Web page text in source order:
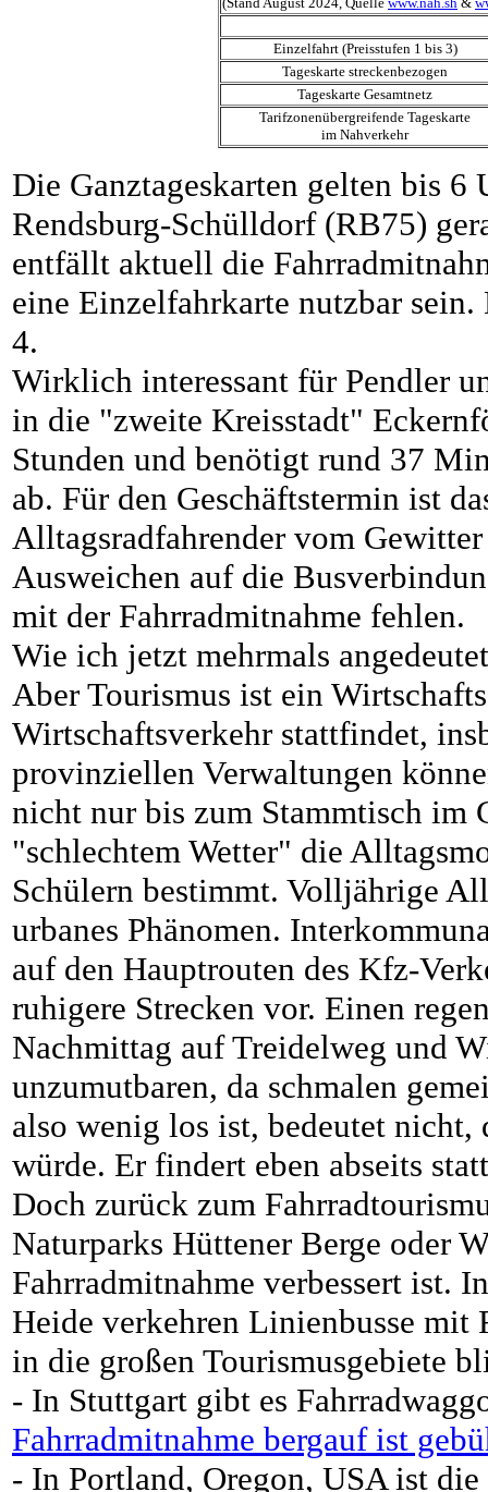
Einzelfahrt (Preisstufen 1 bis 3)
Tageskarte streckenbezogen
Tageskarte Gesamtnetz
Tarifzonenübergreifende Tageskarte
im Nahverkehr
Die Ganztageskarten gelten bis 6
Rendsburg-Schülldorf (RB75)
entfällt aktuell die
eine Einzelfahrkarte nutzbar
4.
Wirklich interessant für Pendler
in die "zweite Kreisstadt"
Stunden und benötigt rund 37
ab. Für den Geschäftstermin ist
Alltagsradfahrender vom
Ausweichen auf die
mit der Fahrradmitnahme fehlen.
Wie ich jetzt mehrmals
Aber Tourismus ist ein
Wirtschaftsverkehr stattfindet,
provinziellen Verwaltungen
nicht nur bis zum Stammtisch im
"schlechtem Wetter" die
Schülern bestimmt. Volljährige
urbanes Phänomen.
auf den Hauptrouten des Kfz-
ruhigere Strecken vor. Einen
Nachmittag auf Treidelweg und
unzumutbaren, da schmalen
also wenig los ist, bedeutet nicht,
würde. Er findert eben abseits
Doch zurück zum
Naturparks Hüttener Berge oder
Fahrradmitnahme verbessert ist.
Heide verkehren Linienbusse mit
in die großen Tourismusgebiete
- In Stuttgart gibt es
Fahrradmitnahme bergauf ist
- In Portland, Oregon, USA ist